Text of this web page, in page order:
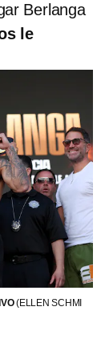
Berlanga
le
(ELLEN SCHMI